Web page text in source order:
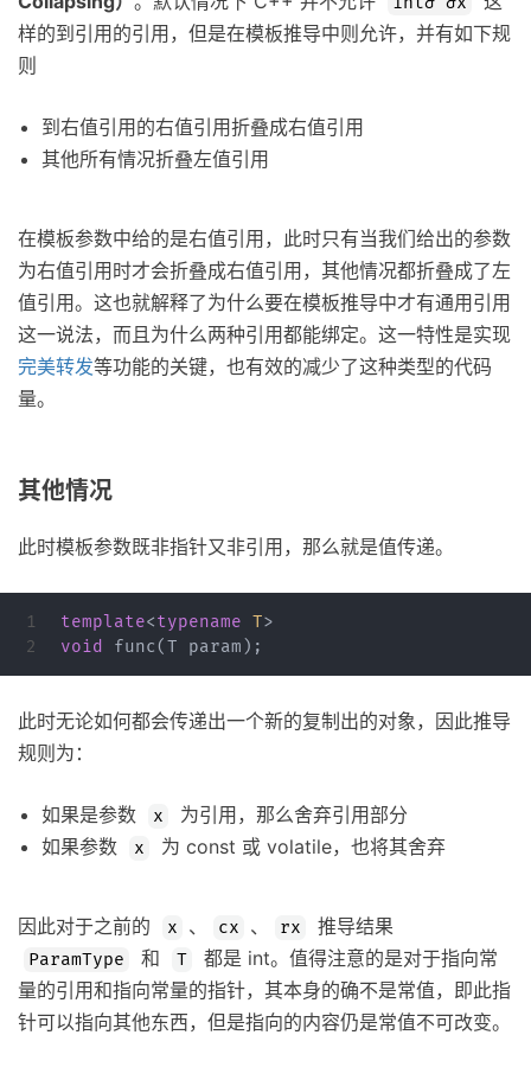
样的到引用的引用，但是在模板推导中则允许，并有如下规
则
到右值引用的右值引用折叠成右值引用
其他所有情况折叠左值引用
在模板参数中给的是右值引用，此时只有当我们给出的参数
为右值引用时才会折叠成右值引用，其他情况都折叠成了左
值引用。这也就解释了为什么要在模板推导中才有通用引用
这一说法，而且为什么两种引用都能绑定。这一特性是实现
完美转发等功能的关键，也有效的减少了这种类型的代码
量。
其他情况
此时模板参数既非指针又非引用，那么就是值传递。
1
template<typename T>
void
func(T param );
此时无论如何都会传递出一个新的复制出的对象，因此推导
规则为：
如果是参数 x
为引用，那么舍弃引用部分
如果参数
x 为 const 或 volatile，也将其舍弃
因此对于之前的 x 、 cx 、 rx 推导结果
ParamType 和 T
都是 int。值得注意的是对于指向常
量的引用和指向常量的指针，其本身的确不是常值，即此指
针可以指向其他东西，但是指向的内容仍是常值不可改变。